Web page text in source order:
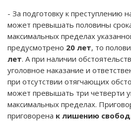
- За подготовку к преступлению
может превышать половины
максимальных пределах
предусмотрено 20 лет, то
лет. А при наличии
уголовное наказание и
при отсутствии отягчающих
может превышать три четверти
максимальных пределах.
приговорена к лишению